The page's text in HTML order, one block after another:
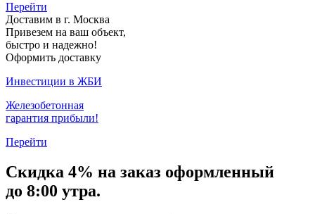
Перейти
Доставим в г. Москва
Привезем на ваш объект,
быстро и надежно!
Оформить доставку
Инвестиции в ЖБИ
Железобетонная
гарантия прибыли!
Перейти
Скидка 4% на заказ оформленный
до 8:00 утра.